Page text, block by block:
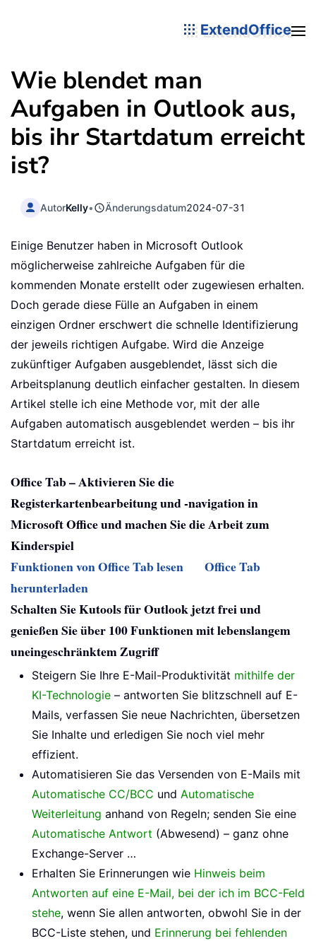
ExtendOffice
Wie blendet man
Aufgaben in Outlook aus,
bis ihr Startdatum erreicht
ist?
AutorKelly• Änderungsdatum2024-07-31
Einige Benutzer haben in Microsoft Outlook
möglicherweise zahlreiche Aufgaben für die
kommenden Monate erstellt oder zugewiesen erhalten.
Doch gerade diese Fülle an Aufgaben in einem
einzigen Ordner erschwert die schnelle Identifizierung
der jeweils richtigen Aufgabe. Wird die Anzeige
zukünftiger Aufgaben ausgeblendet, lässt sich die
Arbeitsplanung deutlich einfacher gestalten. In diesem
Artikel stelle ich eine Methode vor, mit der alle
Aufgaben automatisch ausgeblendet werden – bis ihr
Startdatum erreicht ist.
Office Tab – Aktivieren Sie die
Registerkartenbearbeitung und -navigation in
Microsoft Office und machen Sie die Arbeit zum
Kinderspiel
Funktionen von Office Tab lesen
Office Tab
herunterladen
Schalten Sie Kutools für Outlook jetzt frei und
genießen Sie über 100 Funktionen mit lebenslangem
uneingeschränktem Zugriff
Steigern Sie Ihre E-Mail-Produktivität mithilfe der
KI-Technologie – antworten Sie blitzschnell auf E-
Mails, verfassen Sie neue Nachrichten, übersetzen
Sie Inhalte und erledigen Sie noch viel mehr
effizient.
Automatisieren Sie das Versenden von E-Mails mit
Automatische CC/BCC und Automatische
Weiterleitung anhand von Regeln; senden Sie eine
Automatische Antwort (Abwesend) – ganz ohne
Exchange-Server …
Erhalten Sie Erinnerungen wie Hinweis beim
Antworten auf eine E-Mail, bei der ich im BCC-Feld
stehe, wenn Sie allen antworten, obwohl Sie in der
BCC-Liste stehen, und Erinnerung bei fehlenden